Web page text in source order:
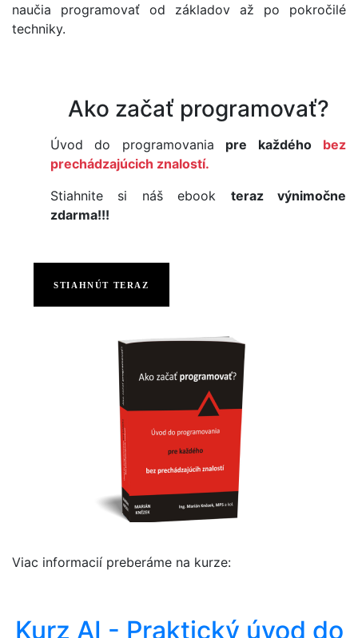
naučia programovať od základov až po pokročilé
techniky.
Ako začať programovať?
Úvod do programovania pre každého
bez
prechádzajúcich znalostí.
Stiahnite si náš ebook teraz výnimočne
zdarma!!!
STIAHNÚT TERAZ
Viac informacií preberáme na kurze:
Kurz AI - Praktický úvod do